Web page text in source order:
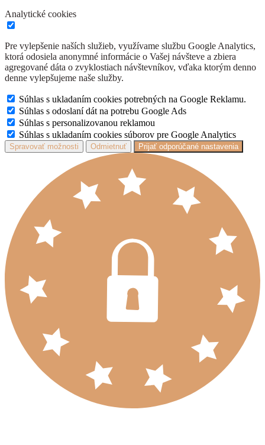
Analytické cookies
Pre vylepšenie naších služieb, využívame službu Google Analytics,
ktorá odosiela anonymné informácie o Vašej návšteve a zbiera
agregované dáta o zvyklostiach návštevníkov, vďaka ktorým denno
denne vylepšujeme naše služby.
Súhlas s ukladaním cookies potrebných na Google Reklamu.
Súhlas s odoslaní dát na potrebu Google Ads
Súhlas s personalizovanou reklamou
Súhlas s ukladaním cookies súborov pre Google Analytics
Spravovať možnosti Odmietnuť Prijať odporúčané nastavenia